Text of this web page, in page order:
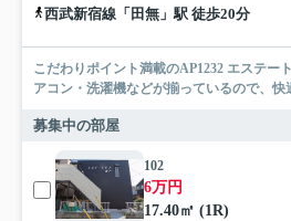
西武新宿線「田無」駅 徒歩20分
こだわりポイント満載のAP1232 エステー
アコン・洗濯機などが揃っているので、快
募集中の部屋
102
6万円
17.40㎡ (1R)